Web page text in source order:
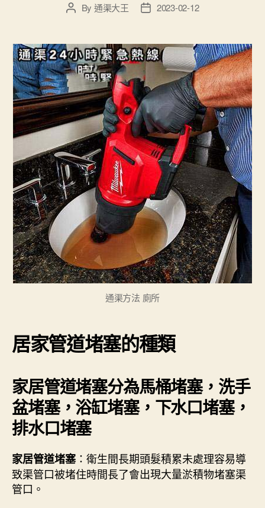
PostBy 通渠大王
Post2023-02-12
通渠方法 廁所
居家管道堵塞的種類
家居管道堵塞分為馬桶堵塞，洗手
盆堵塞，浴缸堵塞，下水口堵塞，
排水口堵塞
家居管道堵塞：衛生間長期頭髮積累未處理容易導
致渠管口被堵住時間長了會出現大量淤積物堵塞渠
管口。